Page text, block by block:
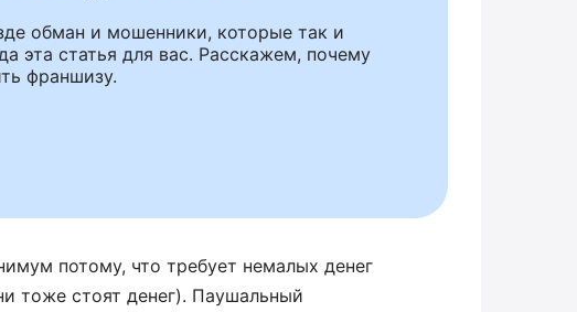
обман и мошенники, которые так и
эта статья для вас. Расскажем, почему
франшизу.
потому, что требует немалых денег
тоже стоят денег). Паушальный